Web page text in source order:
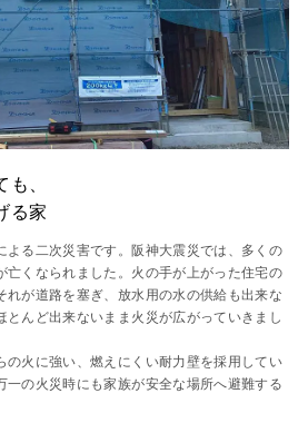
、
る家
よる二次災害です。阪神大震災では、多くの
亡くなられました。火の手が上がった住宅の
れが道路を塞ぎ、放水用の水の供給も出来な
とんど出来ないまま火災が広がっていきまし
の火に強い、燃えにくい耐力壁を採用してい
一の火災時にも家族が安全な場所へ避難する